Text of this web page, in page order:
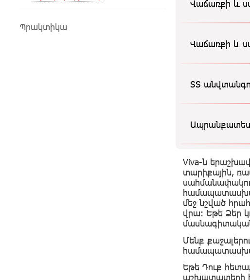
Պրակտիկա
Վաճառքի և
Վաճառքի և
ՏՏ
Viva-ն
տարիքային,
մեջ նշված
վրա: Եթե Ձեր
Մենք
Եթե Դուք
աշխատատեղի